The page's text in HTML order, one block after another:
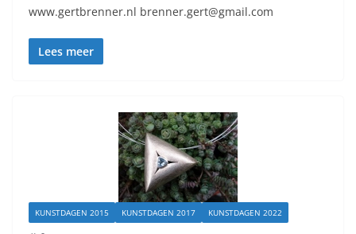
www.gertbrenner.nl brenner.gert@gmail.com
Lees meer
KUNSTDAGEN 2015 KUNSTDAGEN 2017 KUNSTDAGEN 2022